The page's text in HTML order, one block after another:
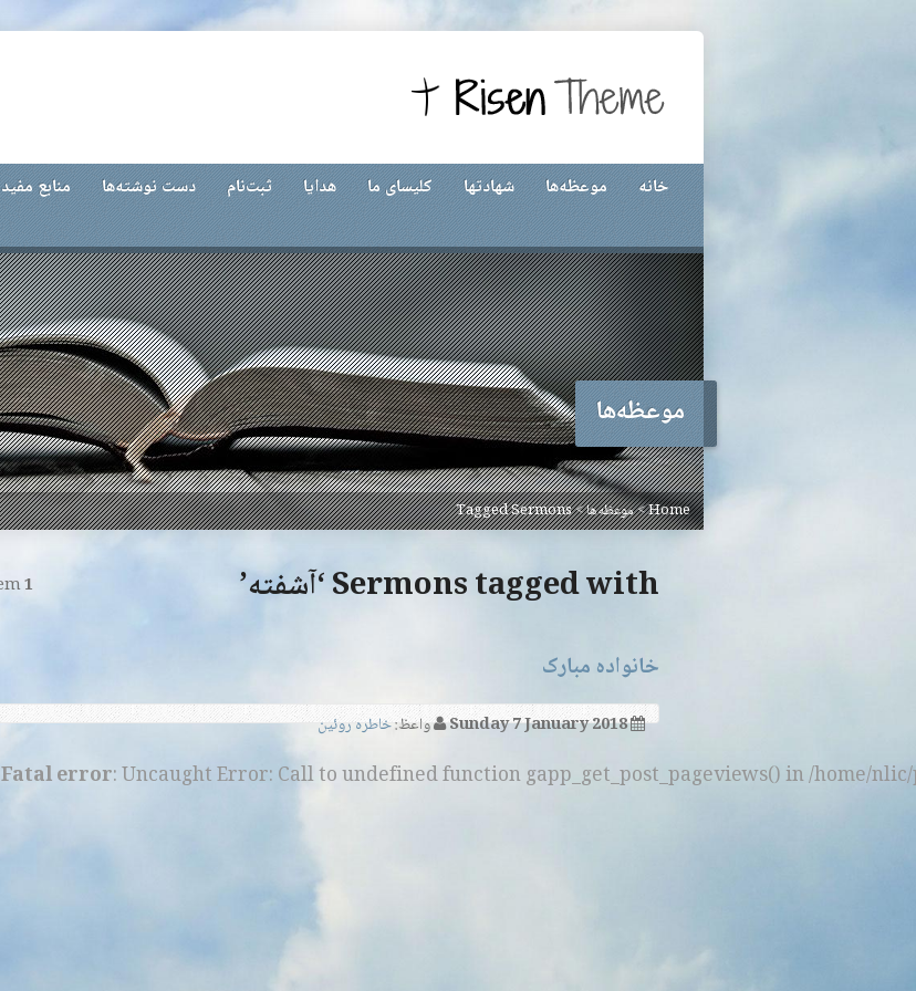
خانه موعظه‌ها شهادتها کلیسای ما هدایا ثبت‌نام دست نوشته‌ها منابع مفید
موعظه‌ها
Home
>موعظه‌ها>
Tagged Sermons
Sermons tagged with ‘آشفته’ 1
خانواده مبارک
Sunday 7 January 2018 واعظ:خاطره روئین
Fatal error: Uncaught Error: Call to undefined function gapp_get_post_pageviews() in /